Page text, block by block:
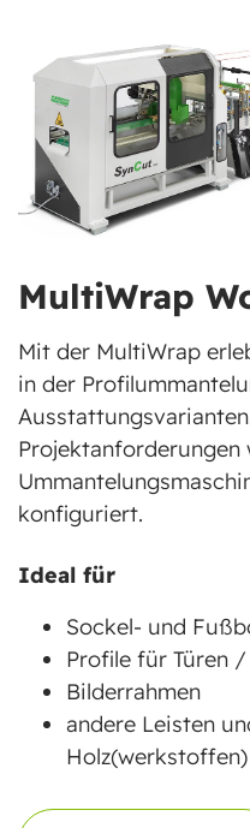
MultiWrap
Mit der MultiWrap
in der
Projektanforderungen
konfiguriert.
Ideal für
Sockel- und
Profile für Türen
Bilderrahmen
andere Leisten
Holz(werkstoffen)